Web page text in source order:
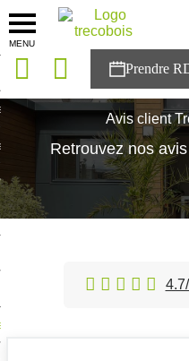
MENU
solutions
Trecobois
à NESTOR
Avis client
Retrouvez nos